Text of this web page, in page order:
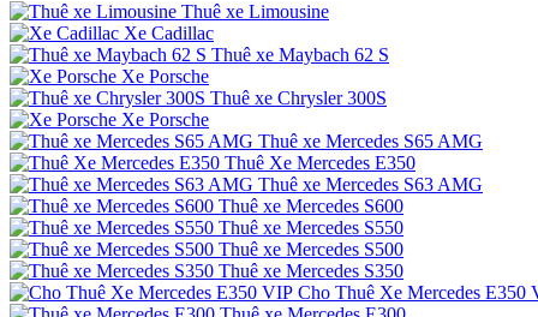
Thuê xe Limousine
Xe Cadillac
Thuê xe Maybach 62 S
Xe Porsche
Thuê xe Chrysler 300S
Xe Porsche
Thuê xe Mercedes S65 AMG
Thuê Xe Mercedes E350
Thuê xe Mercedes S63 AMG
Thuê xe Mercedes S600
Thuê xe Mercedes S550
Thuê xe Mercedes S500
Thuê xe Mercedes S350
Cho Thuê Xe Mercedes E350